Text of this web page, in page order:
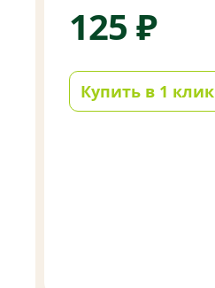
125 ₽
Купить в 1 клик